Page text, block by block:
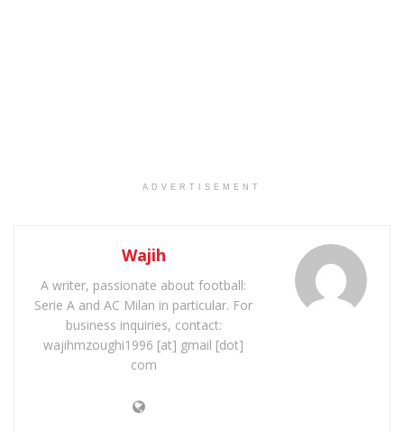
ADVERTISEMENT
Wajih
A writer, passionate about football:
Serie A and AC Milan in particular. For
business inquiries, contact:
wajihmzoughi1996 [at] gmail [dot]
com